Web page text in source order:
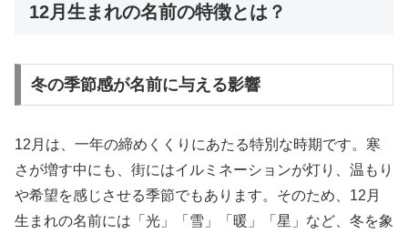
12月生まれの名前の特徴とは？
冬の季節感が名前に与える影響
12月は、一年の締めくくりにあたる特別な時期です。寒
さが増す中にも、街にはイルミネーションが灯り、温もり
や希望を感じさせる季節でもあります。そのため、12月
生まれの名前には「光」「雪」「暖」「星」など、冬を象